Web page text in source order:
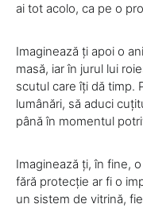
ai tot acolo, ca pe o
Imaginează ți apoi o
masă, iar în jurul lui
scutul care îți dă timp.
lumânări, să aduci
până în momentul
Imaginează ți, în fine,
fără protecție ar fi o
un sistem de vitrină,